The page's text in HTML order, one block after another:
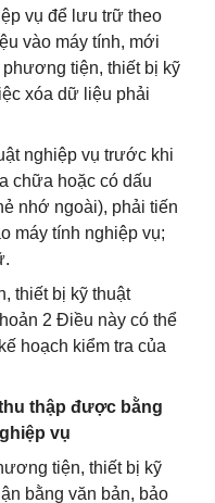
vụ để lưu trữ theo
vào máy tính, mới
tiện, thiết bị kỹ
xóa dữ liệu phải
nghiệp vụ trước khi
chữa hoặc có dấu
nhớ ngoài), phải tiến
máy tính nghiệp vụ;
thiết bị kỹ thuật
2 Điều này có thể
hoạch kiểm tra của
thập được bằng
vụ
tiện, thiết bị kỹ
bằng văn bản, bảo